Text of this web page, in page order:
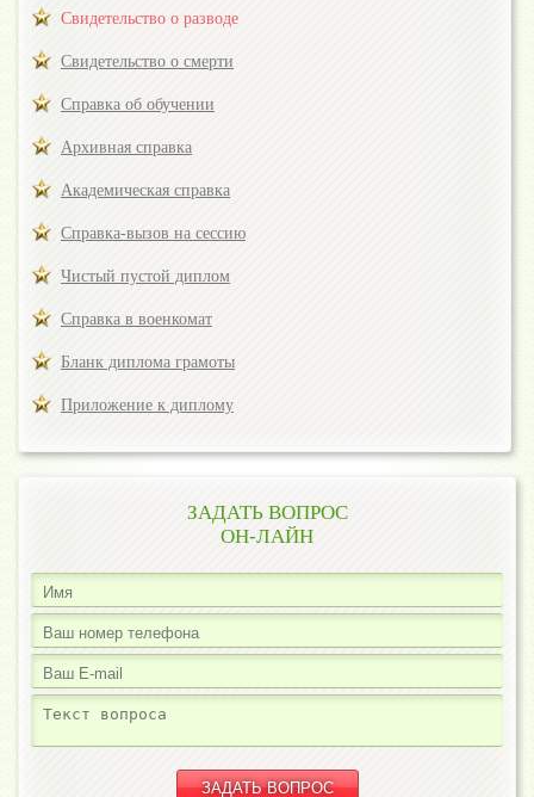
Свидетельство о разводе
Свидетельство о смерти
Справка об обучении
Архивная справка
Академическая справка
Справка-вызов на сессию
Чистый пустой диплом
Справка в военкомат
Бланк диплома грамоты
Приложение к диплому
ЗАДАТЬ ВОПРОС
ОН-ЛАЙН